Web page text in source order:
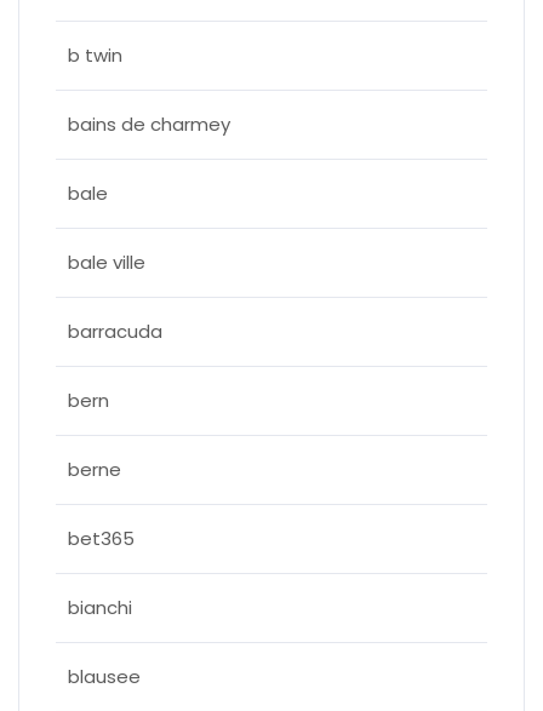
b twin
bains de charmey
bale
bale ville
barracuda
bern
berne
bet365
bianchi
blausee